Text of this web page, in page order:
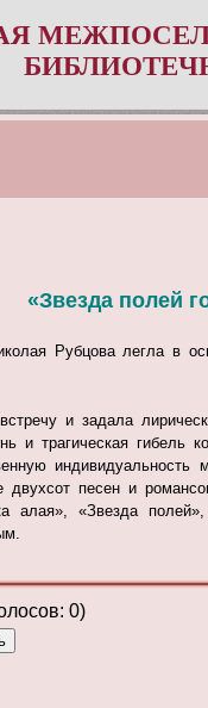
«Звезда полей
Рубцова легла в
и задала
и трагическая гибель
песен и
алая», «Звезда
0)